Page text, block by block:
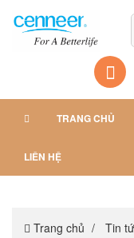
TRANG CHỦ
LIÊN HỆ
Trang chủ Tin